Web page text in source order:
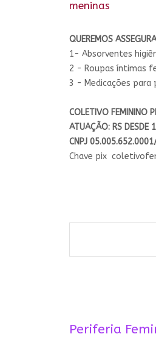
meninas
QUEREMOS
1- Absorventes
2 - Roupas íntimas
3 - Medicações para
COLETIVO FEMININO
ATUAÇÃO: RS DESDE
CNPJ
Chave pix
Periferia